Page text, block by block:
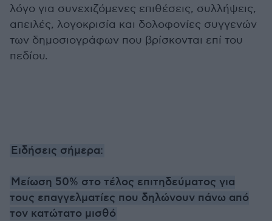
λόγο για συνεχιζόμενες επιθέσεις, συλλήψεις,
απειλές, λογοκρισία και δολοφονίες συγγενών
των δημοσιογράφων που βρίσκονται επί του
πεδίου.
Ειδήσεις σήμερα:
Μείωση 50% στο τέλος επιτηδεύματος για
τους επαγγελματίες που δηλώνουν πάνω από
τον κατώτατο μισθό